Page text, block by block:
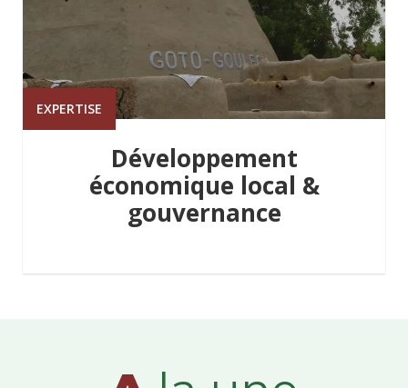
EXPERTISE
Développement
économique local &
gouvernance